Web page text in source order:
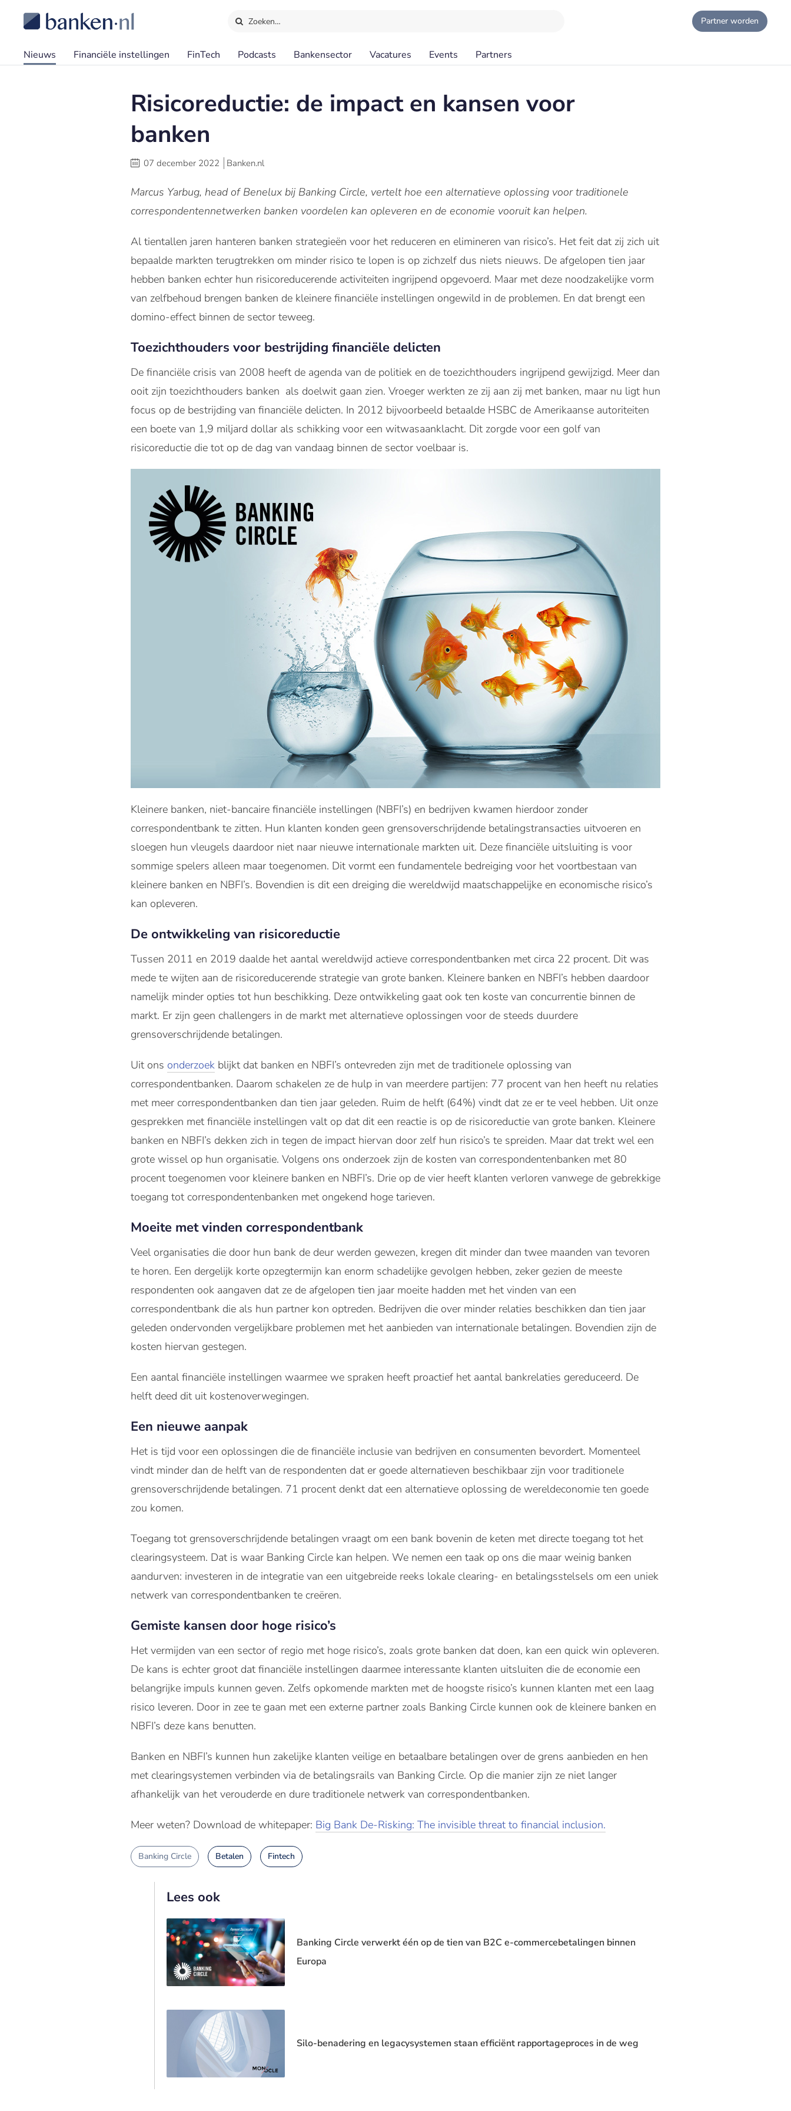
Zoeken… Partner worden
Nieuws Financiële instellingen FinTech Podcasts Bankensector Vacatures Events Partners
Risicoreductie: de impact en kansen voor
banken
07 december 2022 Banken.nl
Marcus Yarbug, head of Benelux bij Banking Circle, vertelt hoe een alternatieve oplossing voor traditionele
correspondentennetwerken banken voordelen kan opleveren en de economie vooruit kan helpen.
Al tientallen jaren hanteren banken strategieën voor het reduceren en elimineren van risico’s. Het feit dat zij zich uit
bepaalde markten terugtrekken om minder risico te lopen is op zichzelf dus niets nieuws. De afgelopen tien jaar
hebben banken echter hun risicoreducerende activiteiten ingrijpend opgevoerd. Maar met deze noodzakelijke vorm
van zelfbehoud brengen banken de kleinere financiële instellingen ongewild in de problemen. En dat brengt een
domino-effect binnen de sector teweeg.
Toezichthouders voor bestrijding financiële delicten
De financiële crisis van 2008 heeft de agenda van de politiek en de toezichthouders ingrijpend gewijzigd. Meer dan
ooit zijn toezichthouders banken als doelwit gaan zien. Vroeger werkten ze zij aan zij met banken, maar nu ligt hun
focus op de bestrijding van financiële delicten. In 2012 bijvoorbeeld betaalde HSBC de Amerikaanse autoriteiten
een boete van 1,9 miljard dollar als schikking voor een witwasaanklacht. Dit zorgde voor een golf van
risicoreductie die tot op de dag van vandaag binnen de sector voelbaar is.
Kleinere banken, niet-bancaire financiële instellingen (NBFI’s) en bedrijven kwamen hierdoor zonder
correspondentbank te zitten. Hun klanten konden geen grensoverschrijdende betalingstransacties uitvoeren en
sloegen hun vleugels daardoor niet naar nieuwe internationale markten uit. Deze financiële uitsluiting is voor
sommige spelers alleen maar toegenomen. Dit vormt een fundamentele bedreiging voor het voortbestaan van
kleinere banken en NBFI’s. Bovendien is dit een dreiging die wereldwijd maatschappelijke en economische risico’s
kan opleveren.
De ontwikkeling van risicoreductie
Tussen 2011 en 2019 daalde het aantal wereldwijd actieve correspondentbanken met circa 22 procent. Dit was
mede te wijten aan de risicoreducerende strategie van grote banken. Kleinere banken en NBFI’s hebben daardoor
namelijk minder opties tot hun beschikking. Deze ontwikkeling gaat ook ten koste van concurrentie binnen de
markt. Er zijn geen challengers in de markt met alternatieve oplossingen voor de steeds duurdere
grensoverschrijdende betalingen.
Uit ons onderzoek blijkt dat banken en NBFI’s ontevreden zijn met de traditionele oplossing van
correspondentbanken. Daarom schakelen ze de hulp in van meerdere partijen: 77 procent van hen heeft nu relaties
met meer correspondentbanken dan tien jaar geleden. Ruim de helft (64%) vindt dat ze er te veel hebben. Uit onze
gesprekken met financiële instellingen valt op dat dit een reactie is op de risicoreductie van grote banken. Kleinere
banken en NBFI’s dekken zich in tegen de impact hiervan door zelf hun risico’s te spreiden. Maar dat trekt wel een
grote wissel op hun organisatie. Volgens ons onderzoek zijn de kosten van correspondentenbanken met 80
procent toegenomen voor kleinere banken en NBFI’s. Drie op de vier heeft klanten verloren vanwege de gebrekkige
toegang tot correspondentenbanken met ongekend hoge tarieven.
Moeite met vinden correspondentbank
Veel organisaties die door hun bank de deur werden gewezen, kregen dit minder dan twee maanden van tevoren
te horen. Een dergelijk korte opzegtermijn kan enorm schadelijke gevolgen hebben, zeker gezien de meeste
respondenten ook aangaven dat ze de afgelopen tien jaar moeite hadden met het vinden van een
correspondentbank die als hun partner kon optreden. Bedrijven die over minder relaties beschikken dan tien jaar
geleden ondervonden vergelijkbare problemen met het aanbieden van internationale betalingen. Bovendien zijn de
kosten hiervan gestegen.
Een aantal financiële instellingen waarmee we spraken heeft proactief het aantal bankrelaties gereduceerd. De
helft deed dit uit kostenoverwegingen.
Een nieuwe aanpak
Het is tijd voor een oplossingen die de financiële inclusie van bedrijven en consumenten bevordert. Momenteel
vindt minder dan de helft van de respondenten dat er goede alternatieven beschikbaar zijn voor traditionele
grensoverschrijdende betalingen. 71 procent denkt dat een alternatieve oplossing de wereldeconomie ten goede
zou komen.
Toegang tot grensoverschrijdende betalingen vraagt om een bank bovenin de keten met directe toegang tot het
clearingsysteem. Dat is waar Banking Circle kan helpen. We nemen een taak op ons die maar weinig banken
aandurven: investeren in de integratie van een uitgebreide reeks lokale clearing- en betalingsstelsels om een uniek
netwerk van correspondentbanken te creëren.
Gemiste kansen door hoge risico’s
Het vermijden van een sector of regio met hoge risico’s, zoals grote banken dat doen, kan een quick win opleveren.
De kans is echter groot dat financiële instellingen daarmee interessante klanten uitsluiten die de economie een
belangrijke impuls kunnen geven. Zelfs opkomende markten met de hoogste risico’s kunnen klanten met een laag
risico leveren. Door in zee te gaan met een externe partner zoals Banking Circle kunnen ook de kleinere banken en
NBFI’s deze kans benutten.
Banken en NBFI’s kunnen hun zakelijke klanten veilige en betaalbare betalingen over de grens aanbieden en hen
met clearingsystemen verbinden via de betalingsrails van Banking Circle. Op die manier zijn ze niet langer
afhankelijk van het verouderde en dure traditionele netwerk van correspondentbanken.
Meer weten? Download de whitepaper: Big Bank De-Risking: The invisible threat to financial inclusion.
Banking Circle Betalen Fintech
Lees ook
Banking Circle verwerkt één op de tien van B2C e-commercebetalingen binnen
Europa
Silo-benadering en legacysystemen staan efficiënt rapportageproces in de weg